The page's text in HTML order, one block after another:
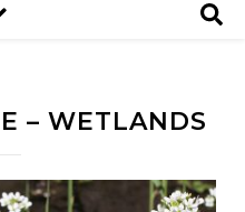
– WETLANDS